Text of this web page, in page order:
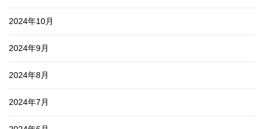
2024年10月
2024年9月
2024年8月
2024年7月